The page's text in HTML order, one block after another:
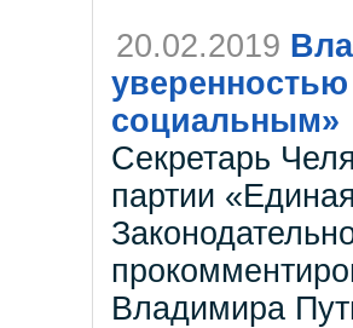
20.02.2019
уверенностью
социальным»
Секретарь
партии
Владимира